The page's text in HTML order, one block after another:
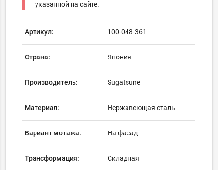
указанной на сайте.
Артикул: 100-048-361
Страна: Япония
Производитель: Sugatsune
Материал: Нержавеющая сталь
Вариант мотажа: На фасад
Трансформация: Складная